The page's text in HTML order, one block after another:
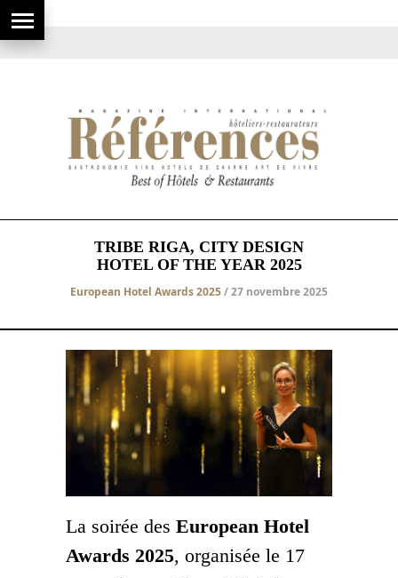
TRIBE RIGA, CITY DESIGN
HOTEL OF THE YEAR 2025
European Hotel Awards 2025/ 27 novembre 2025
La soirée des European Hotel
Awards 2025, organisée le 17